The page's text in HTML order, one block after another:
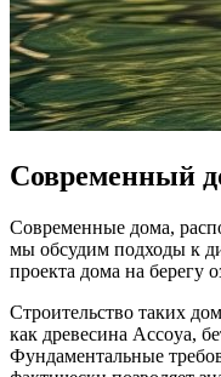
Современный
Современные дома,
мы обсудим подходы к
проекта дома на берегу
Строительство таких
как древесина Accoya,
Фундаментальные